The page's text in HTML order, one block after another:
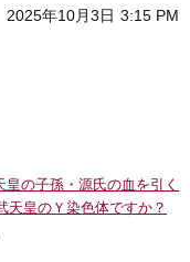
2025年10月3日 3:15 PM
皇の子孫・源氏の血を引く
皇のＹ染色体ですか？